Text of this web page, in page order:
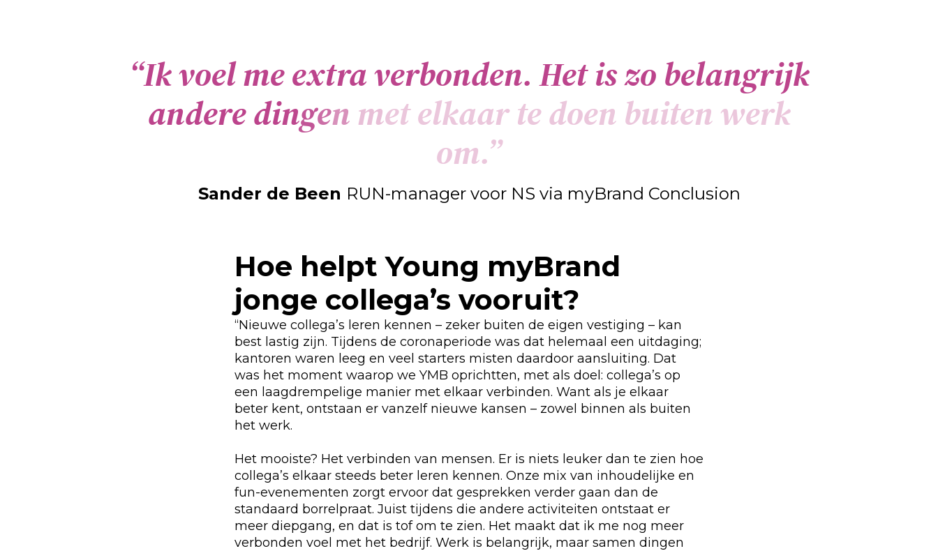
“Ikvoelmeextraverbonden. Hetiszobelangrijk
anderedingenmetelkaartedoenbuitenwerk
om.”
Sander de Been RUN-manager voor NS via myBrand Conclusion
Hoe helpt Young myBrand
jonge collega’s vooruit?
“Nieuwe collega’s leren kennen – zeker buiten de eigen vestiging – kan
best lastig zijn. Tijdens de coronaperiode was dat helemaal een uitdaging;
kantoren waren leeg en veel starters misten daardoor aansluiting. Dat
was het moment waarop we YMB oprichtten, met als doel: collega’s op
een laagdrempelige manier met elkaar verbinden. Want als je elkaar
beter kent, ontstaan er vanzelf nieuwe kansen – zowel binnen als buiten
het werk.
Het mooiste? Het verbinden van mensen. Er is niets leuker dan te zien hoe
collega’s elkaar steeds beter leren kennen. Onze mix van inhoudelijke en
fun-evenementen zorgt ervoor dat gesprekken verder gaan dan de
standaard borrelpraat. Juist tijdens die andere activiteiten ontstaat er
meer diepgang, en dat is tof om te zien. Het maakt dat ik me nog meer
verbonden voel met het bedrijf. Werk is belangrijk, maar samen dingen